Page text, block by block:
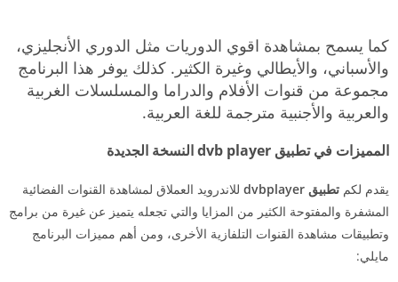
كما يسمح بمشاهدة اقوي الدوريات مثل الدوري الأنجليزي،
والأسباني، والأيطالي وغيرة الكثير. كذلك يوفر هذا البرنامج
مجموعة من قنوات الأفلام والدراما والمسلسلات الغربية
والعربية والأجنبية مترجمة للغة العربية.
المميزات في تطبيق dvb player النسخة الجديدة
يقدم لكم تطبيق dvbplayer
للاندرويد العملاق لمشاهدة القنوات الفضائية
المشفرة والمفتوحة الكثير من المزايا والتي تجعله يتميز عن غيرة من برامج
وتطبيقات مشاهدة القنوات التلفازية الأخرى، ومن أهم مميزات البرنامج
مايلي: